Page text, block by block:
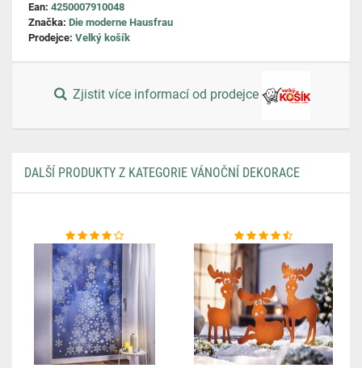
Ean: 4250007910048
Značka: Die moderne Hausfrau
Prodejce: Velký košík
Zjistit více informací od prodejce
DALŠÍ PRODUKTY Z KATEGORIE VÁNOČNÍ DEKORACE